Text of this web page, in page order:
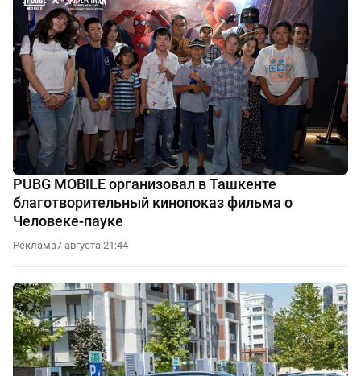
PUBG MOBILE организовал в Ташкенте
благотворительный кинопоказ фильма о
Человеке-пауке
Реклама7 августа 21:44